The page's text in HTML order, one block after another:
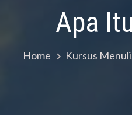
Apa
Home Kursus